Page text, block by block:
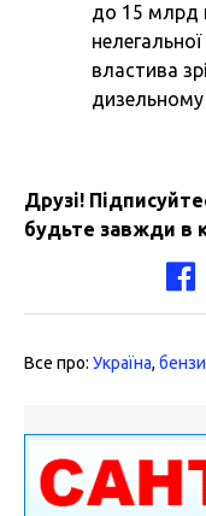
до 15 млрд
властива
Друзі!
будьте завжди в
Все про: Україна,